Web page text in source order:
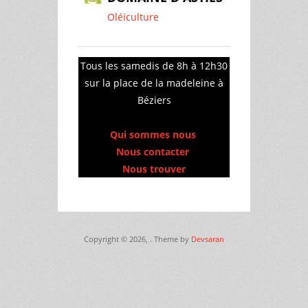
Oléiculture
Tous les samedis de 8h à 12h30
sur la place de la madeleine à
Béziers
Qui sommes nous
Nous contacter
Nous trouver
Copyright © 2026, . Theme by Devsaran